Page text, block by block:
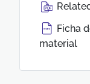
Ficha
material